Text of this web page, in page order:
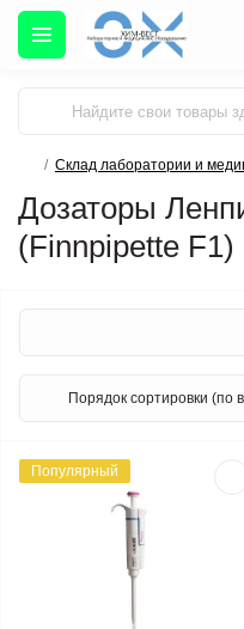
Склад лаборатории и
Дозаторы
(Finnpipette F1)
Популярный